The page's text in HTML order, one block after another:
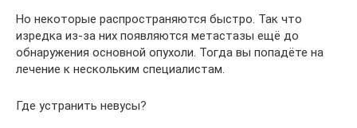
Но некоторые распространяются быстро. Так что
изредка из-за них появляются метастазы ещё до
обнаружения основной опухоли. Тогда вы попадёте на
лечение к нескольким специалистам.
Где устранить невусы?